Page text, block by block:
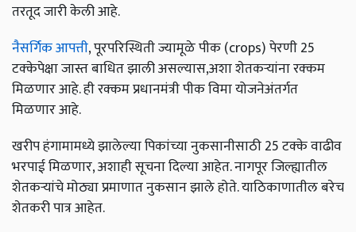
तरतूद जारी केली आहे.
नैसर्गिक आपत्ती, पूरपरिस्थिती ज्यामूळे पीक (crops) पेरणी 25
टक्केपेक्षा जास्त बाधित झाली असल्यास,अशा शेतकऱ्यांना रक्कम
मिळणार आहे. ही रक्कम प्रधानमंत्री पीक विमा योजनेअंतर्गत
मिळणार आहे.
खरीप हंगामामध्ये झालेल्या पिकांच्या नुकसानीसाठी 25 टक्के वाढीव
भरपाई मिळणार, अशाही सूचना दिल्या आहेत. नागपूर जिल्ह्यातील
शेतकऱ्यांचे मोठ्या प्रमाणात नुकसान झाले होते. याठिकाणातील बरेच
शेतकरी पात्र आहेत.